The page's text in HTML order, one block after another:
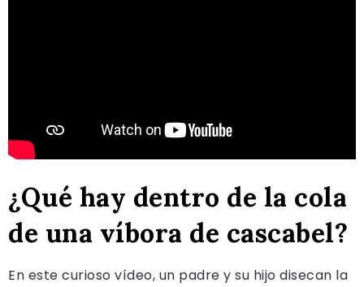
¿Qué hay dentro de la cola
de una víbora de cascabel?
En este curioso vídeo, un padre y su hijo disecan la